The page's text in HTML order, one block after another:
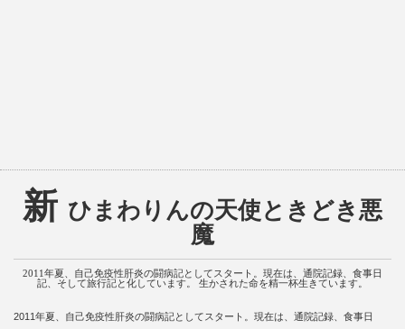
新 ひまわりんの天使ときどき悪
魔
2011年夏、自己免疫性肝炎の闘病記としてスタート。現在は、通院記録、食事日
記、そして旅行記と化しています。 生かされた命を精一杯生きています。
2011年夏、自己免疫性肝炎の闘病記としてスタート。現在は、通院記録、食事日